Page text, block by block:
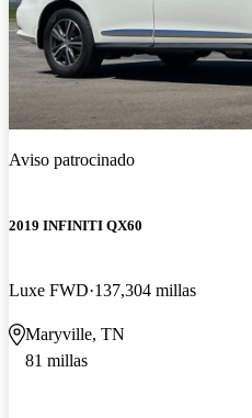
Aviso patrocinado
2019 INFINITI QX60
Luxe FWD 137,304 millas
Maryville, TN
81 millas